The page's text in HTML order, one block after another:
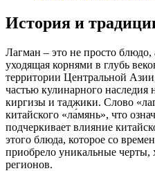
История и
Лагман – это не просто блюдо,
уходящая корнями в глубь
территории Центральной
частью кулинарного наследия
киргизы и таджики. Слово
китайского «ла́мянь», что
подчеркивает влияние
этого блюда, которое со
приобрело уникальные черты,
регионов.